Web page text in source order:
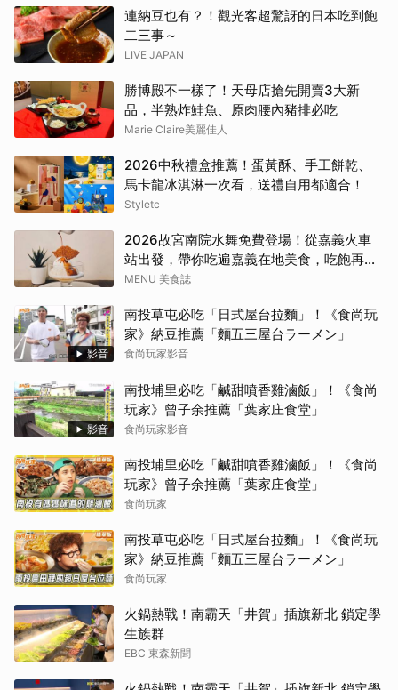
連納豆也有？！觀光客超驚訝的日本吃到飽
二三事～
LIVE JAPAN
勝博殿不一樣了！天母店搶先開賣3大新
品，半熟炸鮭魚、原肉腰內豬排必吃
Marie Claire美麗佳人
2026中秋禮盒推薦！蛋黃酥、手工餅乾、
馬卡龍冰淇淋一次看，送禮自用都適合！
Styletc
2026故宮南院水舞免費登場！從嘉義火車
站出發，帶你吃遍嘉義在地美食，吃飽再去
看夜間展演，這周末就這樣安排吧！
MENU 美食誌
影音
南投草屯必吃「日式屋台拉麵」！《食尚玩
家》納豆推薦「麵五三屋台ラーメン」
食尚玩家影音
影音
南投埔里必吃「鹹甜噴香雞滷飯」！《食尚
玩家》曾子余推薦「葉家庄食堂」
食尚玩家影音
南投埔里必吃「鹹甜噴香雞滷飯」！《食尚
玩家》曾子余推薦「葉家庄食堂」
食尚玩家
南投草屯必吃「日式屋台拉麵」！《食尚玩
家》納豆推薦「麵五三屋台ラーメン」
食尚玩家
火鍋熱戰！南霸天「井賀」插旗新北 鎖定學
生族群
EBC 東森新聞